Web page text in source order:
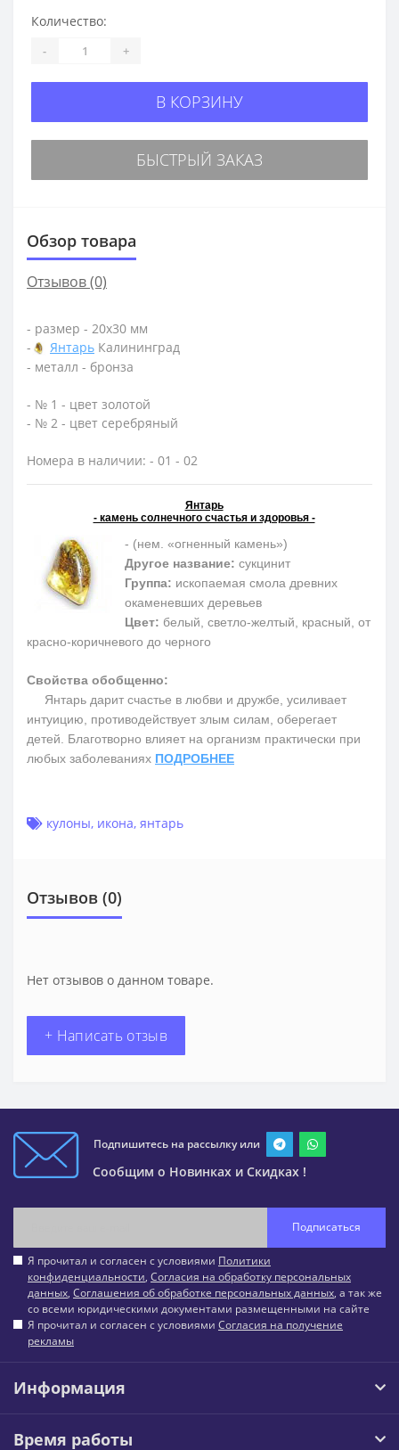
Количество:
- +
В КОРЗИНУ
БЫСТРЫЙ ЗАКАЗ
Обзор товара
Отзывов (0)
- размер - 20х30 мм
-
Янтарь Калининград
- металл - бронза
- № 1 - цвет золотой
- № 2 - цвет серебряный
Номера в наличии: - 01 - 02
Янтарь
- камень солнечного счастья и здоровья -
- (нем. «огненный камень»)
Другое название: сукцинит
Группа: ископаемая смола древних
окаменевших деревьев
Цвет: белый, светло-желтый, красный, от
красно-коричневого до черного
Свойства обобщенно:
Янтарь дарит счастье в любви и дружбе, усиливает
интуицию, противодействует злым силам, оберегает
детей. Благотворно влияет на организм практически при
любых заболеваниях ПОДРОБНЕЕ
кулоны, икона, янтарь
Отзывов (0)
Нет отзывов о данном товаре.
+ Написать отзыв
Подпишитесь на рассылку или
Сообщим о Новинках и Скидках !
Подписаться
Я прочитал и согласен с условиями Политики
конфиденциальности, Согласия на обработку персональных
данных, Соглашения об обработке персональных данных, а так же
со всеми юридическими документами размещенными на сайте
Я прочитал и согласен с условиями Согласия на получение
рекламы
Информация
Время работы